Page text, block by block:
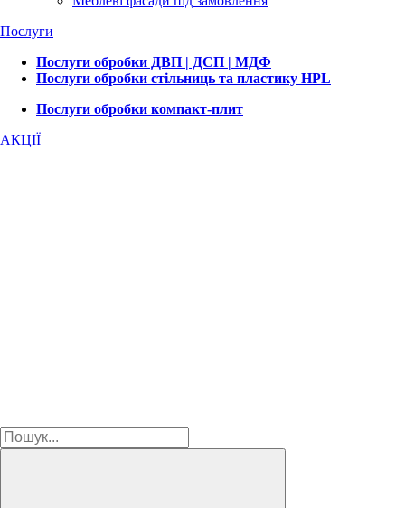
Послуги
Послуги обробки ДВП | ДСП | МДФ
Послуги обробки стільниць та пластику HPL
Послуги обробки компакт-плит
АКЦІЇ